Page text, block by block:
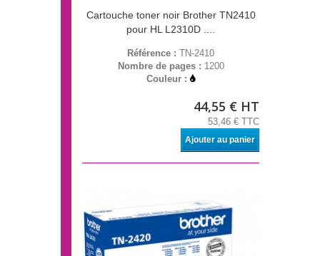
Cartouche toner noir Brother TN2410
pour HL L2310D ....
Référence : TN-2410
Nombre de pages : 1200
Couleur :
44,55 € HT
53,46 € TTC
Ajouter au panier